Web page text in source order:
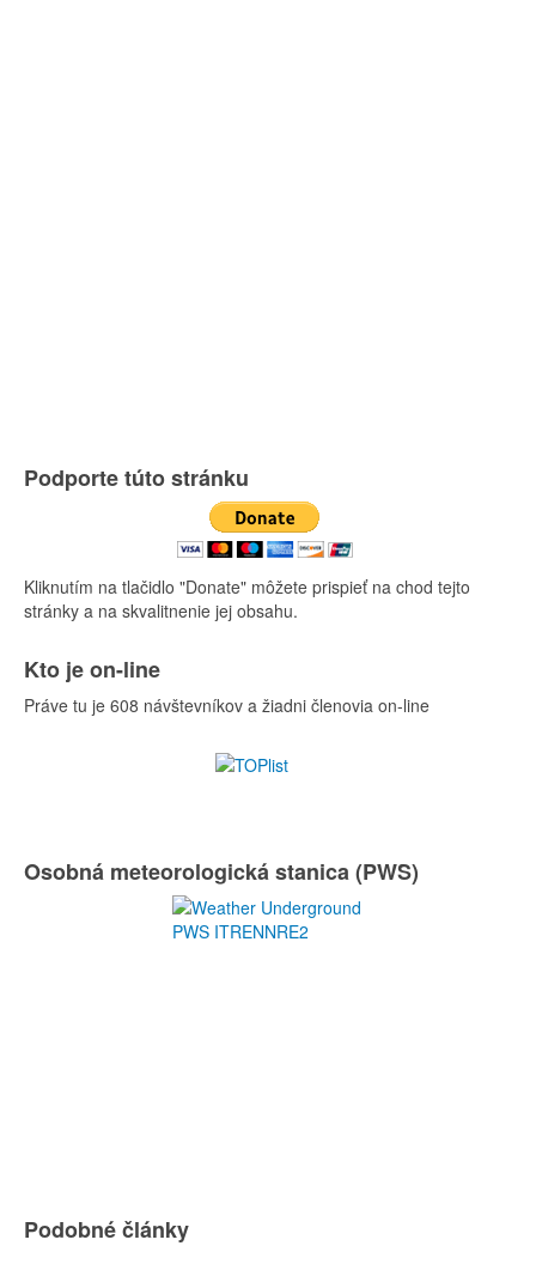
Podporte túto stránku
Kliknutím na tlačidlo "Donate" môžete prispieť na chod tejto
stránky a na skvalitnenie jej obsahu.
Kto je on-line
Práve tu je 608 návštevníkov a žiadni členovia on-line
Osobná meteorologická stanica (PWS)
Podobné články